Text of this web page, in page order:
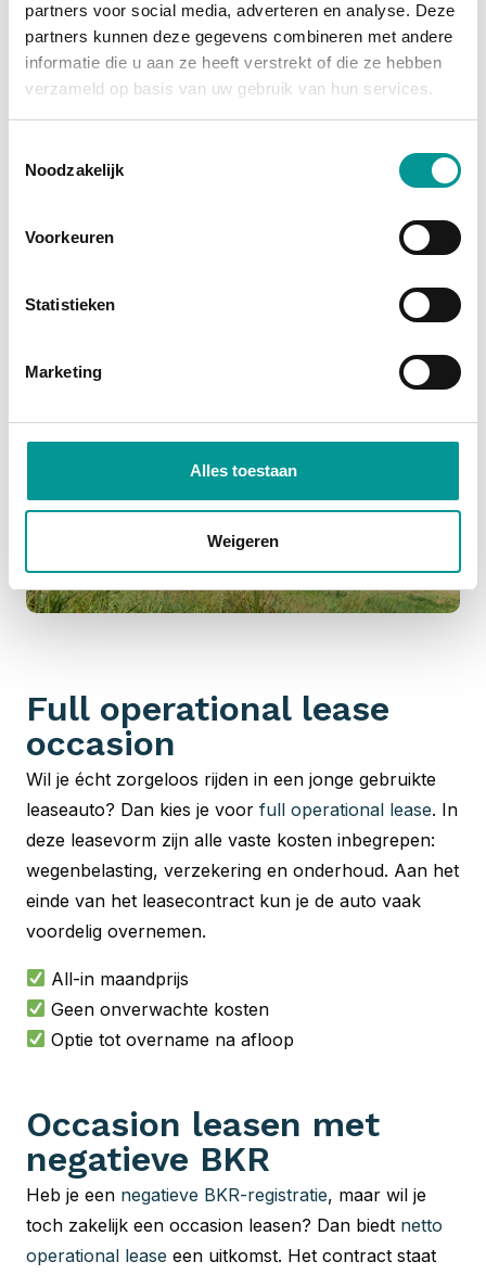
partners voor social media, adverteren en analyse. Deze
partners kunnen deze gegevens combineren met andere
informatie die u aan ze heeft verstrekt of die ze hebben
verzameld op basis van uw gebruik van hun services.
Noodzakelijk
Voorkeuren
Statistieken
Marketing
Alles toestaan
Weigeren
grootste afschrijving is al gedaan, en je profiteert
van
fiscale voordelenzoals investeringsaftrek en
btw-teruggave (bij een btw-auto). Je wordt namelijk
vrij houdt voor andere investeringen.
Full operational lease
occasion
Wil je écht zorgeloos rijden in een jonge gebruikte
leaseauto? Dan kies je voor full operational lease. In
deze leasevorm zijn alle vaste kosten inbegrepen:
wegenbelasting, verzekering en onderhoud. Aan het
einde van het leasecontract kun je de auto vaak
voordelig overnemen.
All-in maandprijs
Geen onverwachte kosten
Optie tot overname na afloop
Occasion leasen met
negatieve BKR
Heb je een negatieve BKR-registratie, maar wil je
toch zakelijk een occasion leasen? Dan biedt netto
operational lease een uitkomst. Het contract staat